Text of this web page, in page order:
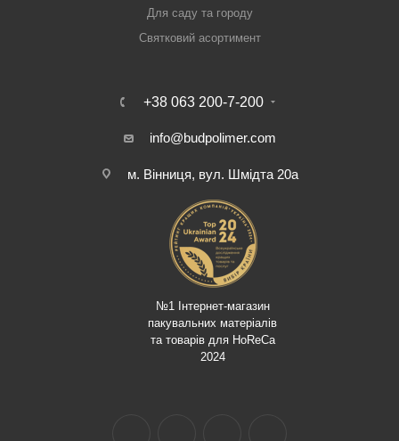
Для саду та городу
Святковий асортимент
+38 063 200-7-200
info@budpolimer.com
м. Вінниця, вул. Шмідта 20а
№1 Інтернет-магазин
пакувальних матеріалів
та товарів для HoReCa
2024